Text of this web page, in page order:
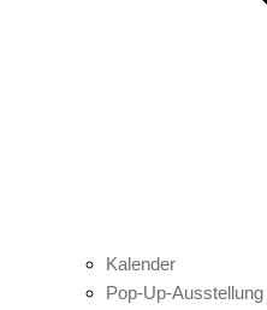
Kalender
Pop-Up-Ausstellung